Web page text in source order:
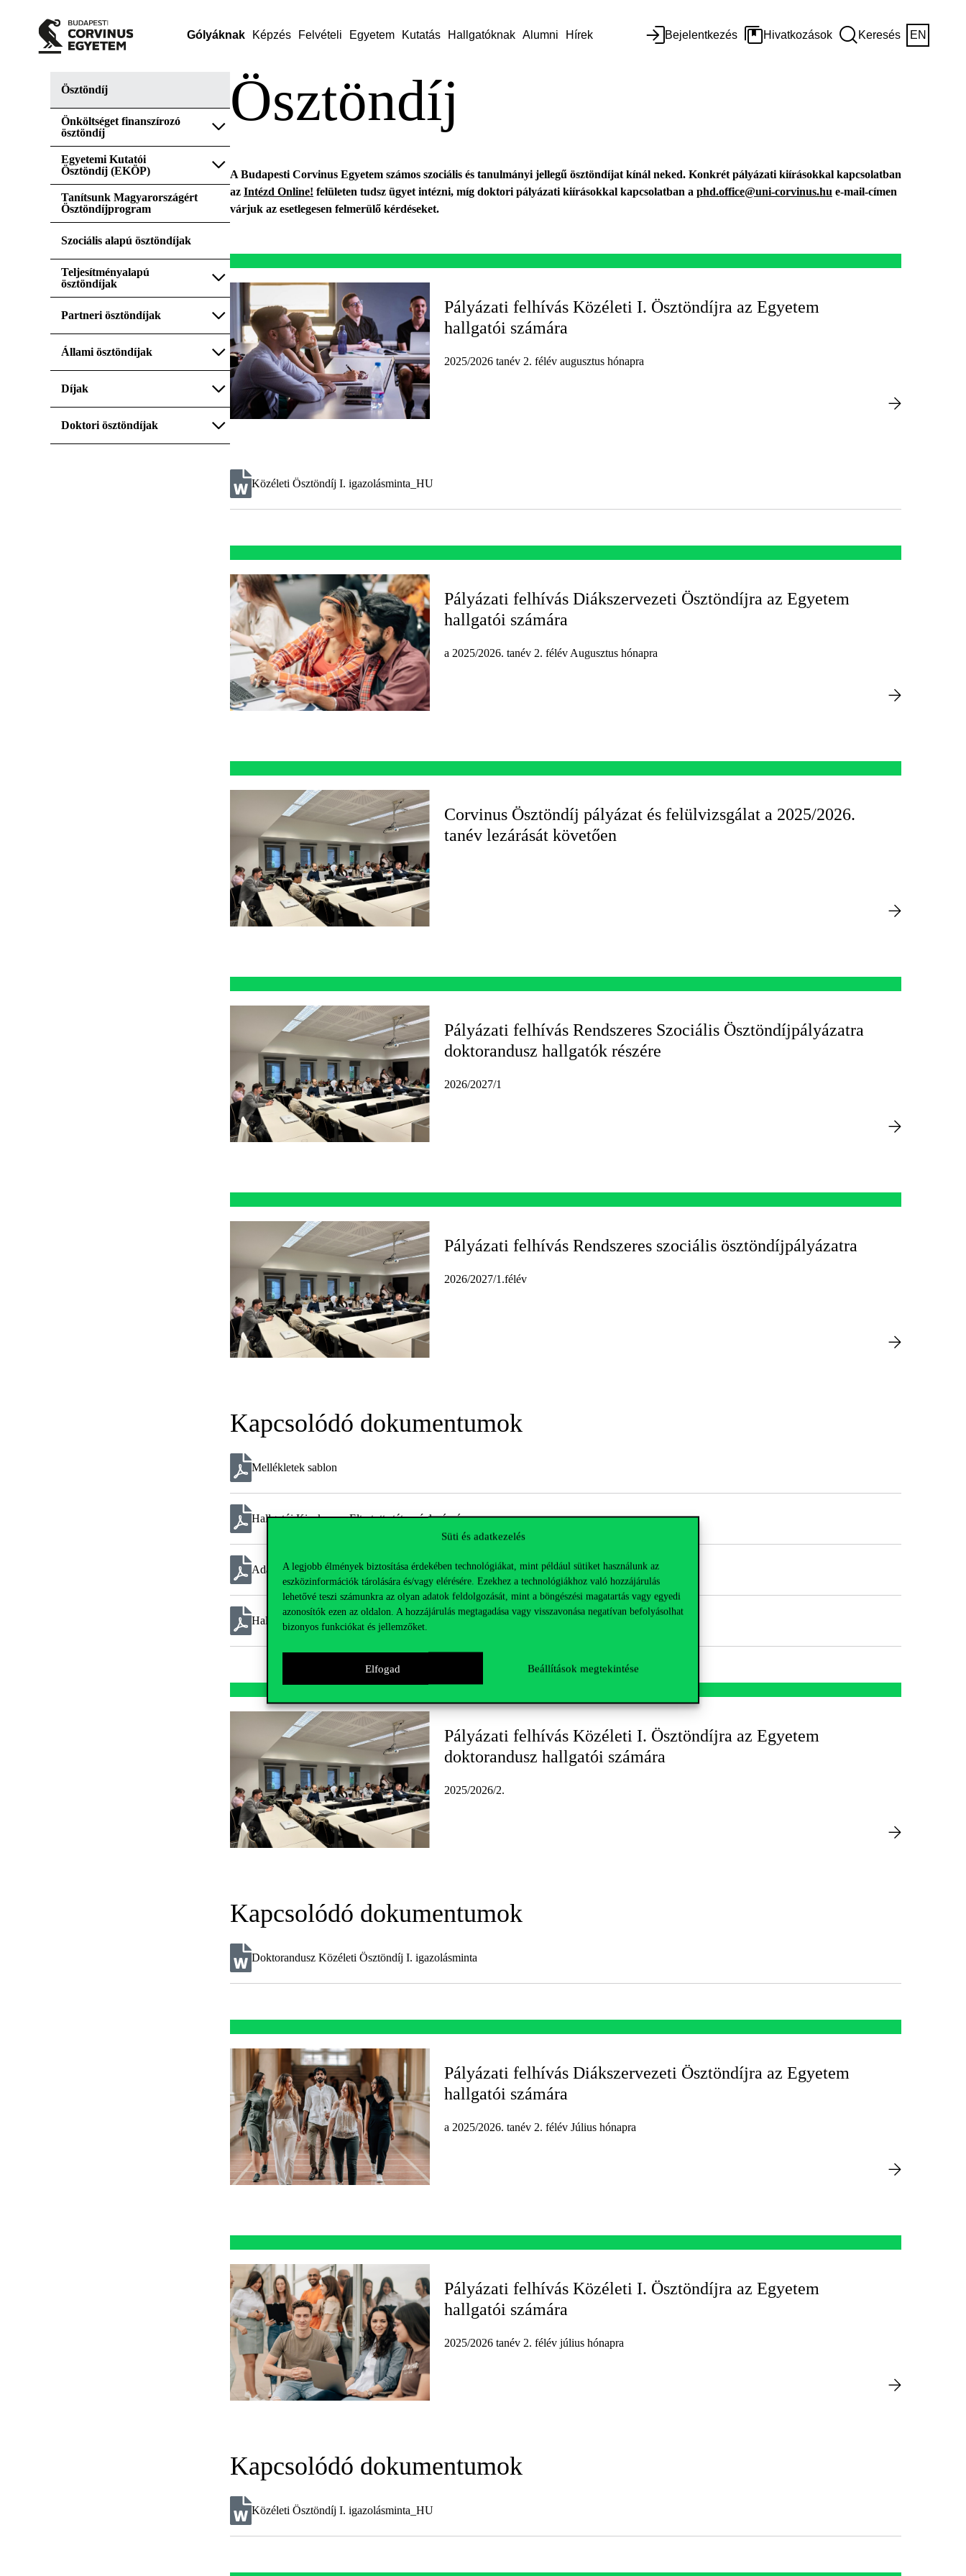
Süti és adatkezelés
A legjobb élmények biztosítása érdekében technológiákat, mint például sütiket használunk az
eszközinformációk tárolására és/vagy elérésére. Ezekhez a technológiákhoz való hozzájárulás
lehetővé teszi számunkra az olyan adatok feldolgozását, mint a böngészési magatartás vagy egyedi
azonosítók ezen az oldalon. A hozzájárulás megtagadása vagy visszavonása negatívan befolyásolhat
bizonyos funkciókat és jellemzőket.
Elfogad Beállítások megtekintése
Gólyáknak Képzés Felvételi Egyetem Kutatás Hallgatóknak Alumni Hírek Bejelentkezés Hivatkozások Keresés EN
Ösztöndíj
Önköltséget finanszírozó
ösztöndíj
Egyetemi Kutatói
Ösztöndíj (EKÖP)
Tanítsunk Magyarországért
Ösztöndíjprogram
Szociális alapú ösztöndíjak
Teljesítményalapú
ösztöndíjak
Partneri ösztöndíjak
Állami ösztöndíjak
Díjak
Doktori ösztöndíjak
Ösztöndíj
A Budapesti Corvinus Egyetem számos szociális és tanulmányi jellegű ösztöndíjat kínál neked. Konkrét pályázati kiírásokkal kapcsolatban
az Intézd Online! felületen tudsz ügyet intézni, míg doktori pályázati kiírásokkal kapcsolatban a phd.office@uni-corvinus.hu e-mail-címen
várjuk az esetlegesen felmerülő kérdéseket.
Pályázati felhívás Közéleti I. Ösztöndíjra az Egyetem
hallgatói számára
2025/2026 tanév 2. félév augusztus hónapra
Közéleti Ösztöndíj I. igazolásminta_HU
Pályázati felhívás Diákszervezeti Ösztöndíjra az Egyetem
hallgatói számára
a 2025/2026. tanév 2. félév Augusztus hónapra
Corvinus Ösztöndíj pályázat és felülvizsgálat a 2025/2026.
tanév lezárását követően
Pályázati felhívás Rendszeres Szociális Ösztöndíjpályázatra
doktorandusz hallgatók részére
2026/2027/1
Pályázati felhívás Rendszeres szociális ösztöndíjpályázatra
2026/2027/1.félév
Kapcsolódó dokumentumok
Mellékletek sablon
Hallgatói Kisokos az Eltartott státuszúak részére
Adatkezelési tájékoztató szociális ösztöndíjhoz
Hallgatói Kisokos az Öneltartó pályázók részére
Pályázati felhívás Közéleti I. Ösztöndíjra az Egyetem
doktorandusz hallgatói számára
2025/2026/2.
Kapcsolódó dokumentumok
Doktorandusz Közéleti Ösztöndíj I. igazolásminta
Pályázati felhívás Diákszervezeti Ösztöndíjra az Egyetem
hallgatói számára
a 2025/2026. tanév 2. félév Július hónapra
Pályázati felhívás Közéleti I. Ösztöndíjra az Egyetem
hallgatói számára
2025/2026 tanév 2. félév július hónapra
Kapcsolódó dokumentumok
Közéleti Ösztöndíj I. igazolásminta_HU